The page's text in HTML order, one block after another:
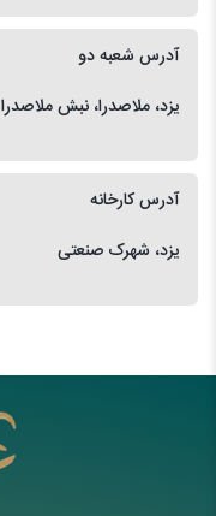
آدرس شعبه دو
یزد، ملاصدرا، نبش ملاصدرا 2
آدرس کارخانه
یزد، شهرک صنعتی